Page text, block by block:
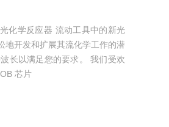
化学反应器 流动工具中的新光
地开发和扩展其流化学工作的潜
长以满足您的要求。 我们受欢
芯片